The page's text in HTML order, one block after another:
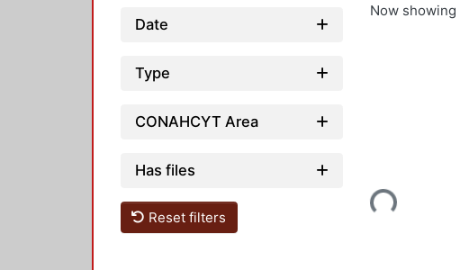
Date
Type
CONAHCYT Area
Has files
Reset filters
Now showing
Loading...